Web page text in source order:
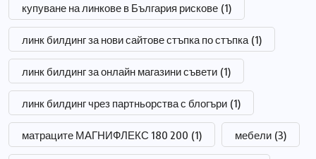
купуване на линкове в България рискове (1)
линк билдинг за нови сайтове стъпка по стъпка (1)
линк билдинг за онлайн магазини съвети (1)
линк билдинг чрез партньорства с блогъри (1)
матраците МАГНИФЛЕКС 180 200 (1) мебели (3)